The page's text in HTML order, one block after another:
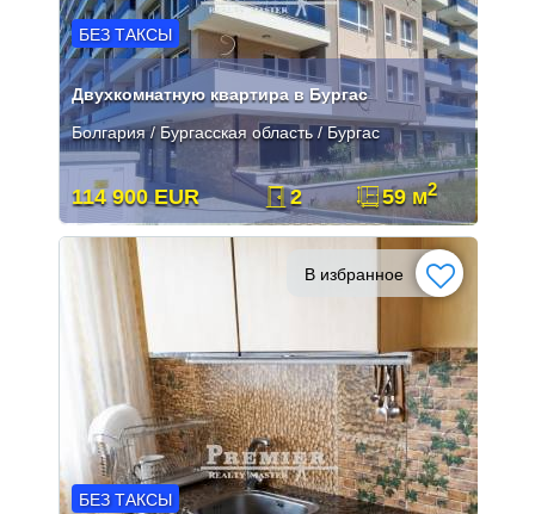
БЕЗ ТАКСЫ
Двухкомнатную квартира в Бургас
Болгария / Бургасская область / Бургас
114 900 EUR 2 59 м2
В избранное
БЕЗ ТАКСЫ